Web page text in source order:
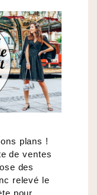
plans !
de ventes
des
relevé le